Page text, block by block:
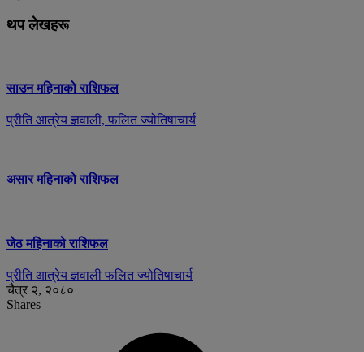
थप लेखहरू
साउन महिनाको राशिफल
प्रीति आत्रेय ज्ञवाली, फलित ज्योतिषाचार्य
असार महिनाको राशिफल
जेठ महिनाको राशिफल
प्रीति आत्रेय ज्ञवाली फलित ज्योतिषाचार्य
चैत्र २, २०८०
Shares